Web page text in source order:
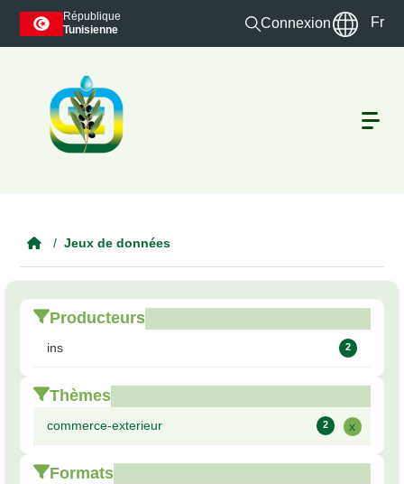
Skip to main content
République
Tunisienne
Connexion Fr
Jeux de données
Producteurs
ins 2
Thèmes
commerce-exterieur 2 x
Formats